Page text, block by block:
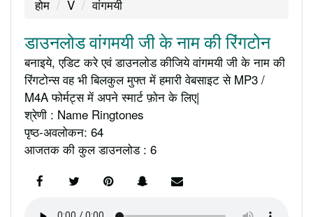
होम V वांगमयी
डाउनलोड वांगमयी जी के नाम की रिंगटोन
बनाइये, एडिट करे एवं डाउनलोड कीजिये वांगमयी जी के नाम की
रिंगटोन्स वह भी बिलकुल मुफ्त में हमारी वेबसाइट से MP3 /
M4A फोर्मट्स में अपने स्मार्ट फ़ोन के लिए|
श्रेणी : Name Ringtones
पृष्ठ-अवलोकन: 64
आजतक की कुल डाउनलोड : 6